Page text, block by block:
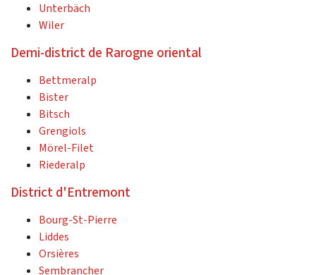
Unterbäch
Wiler
Demi-district de Rarogne oriental
Bettmeralp
Bister
Bitsch
Grengiols
Mörel-Filet
Riederalp
District d'Entremont
Bourg-St-Pierre
Liddes
Orsières
Sembrancher